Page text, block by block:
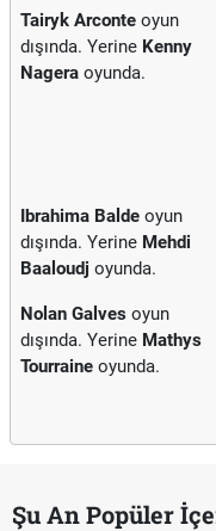
Tairyk Arconte oyun
dışında. Yerine Kenny
Nagera oyunda.
Ibrahima Balde oyun
dışında. Yerine Mehdi
Baaloudj oyunda.
Nolan Galves oyun
dışında. Yerine Mathys
Tourraine oyunda.
Şu An Popüler